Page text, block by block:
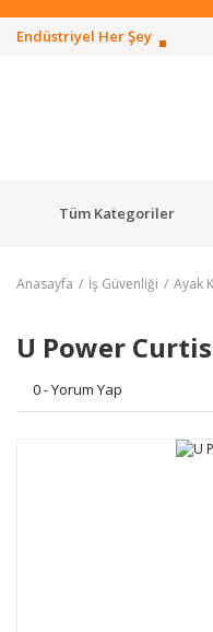
Endüstriyel Her Şey
Tüm Kategoriler
Anasayfa İş Güvenliği Ayak
U Power
0 - Yorum Yap